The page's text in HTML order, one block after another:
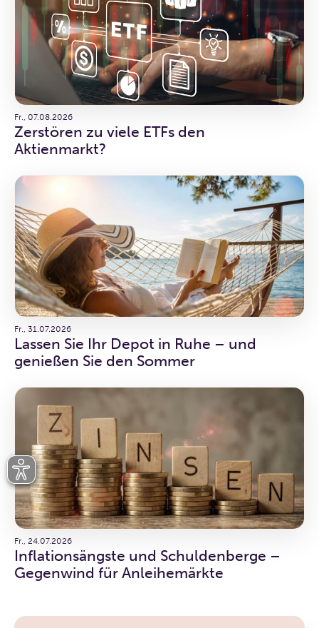
Fr., 07.08.2026
Zerstören zu viele ETFs den
Aktienmarkt?
Fr., 31.07.2026
Lassen Sie Ihr Depot in Ruhe – und
genießen Sie den Sommer
Fr., 24.07.2026
Inflationsängste und Schuldenberge –
Gegenwind für Anleihemärkte